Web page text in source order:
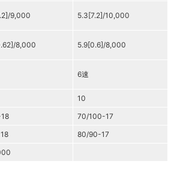
9,000 5.3[7.2]/10,000
8,000 5.9[0.6]/8,000
6速
10
70/100-17
80/90-17